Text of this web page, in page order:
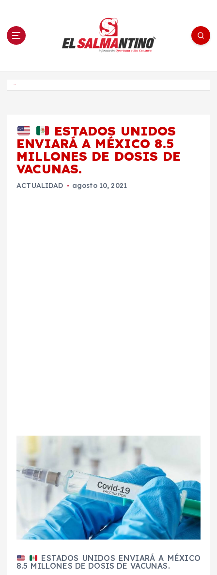
n El Salmantino - medios/noticias/editorial
ESTADOS UNIDOS
ENVIARÁ A MÉXICO 8.5
MILLONES DE DOSIS DE
VACUNAS.
ACTUALIDAD agosto 10, 2021
ESTADOS UNIDOS ENVIARÁ A MÉXICO
8.5 MILLONES DE DOSIS DE VACUNAS.